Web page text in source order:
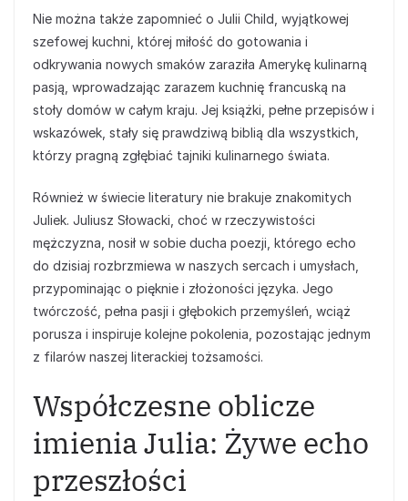
Nie można także zapomnieć o Julii Child, wyjątkowej
szefowej kuchni, której miłość do gotowania i
odkrywania nowych smaków zaraziła Amerykę kulinarną
pasją, wprowadzając zarazem kuchnię francuską na
stoły domów w całym kraju. Jej książki, pełne przepisów i
wskazówek, stały się prawdziwą biblią dla wszystkich,
którzy pragną zgłębiać tajniki kulinarnego świata.
Również w świecie literatury nie brakuje znakomitych
Juliek. Juliusz Słowacki, choć w rzeczywistości
mężczyzna, nosił w sobie ducha poezji, którego echo
do dzisiaj rozbrzmiewa w naszych sercach i umysłach,
przypominając o pięknie i złożoności języka. Jego
twórczość, pełna pasji i głębokich przemyśleń, wciąż
porusza i inspiruje kolejne pokolenia, pozostając jednym
z filarów naszej literackiej tożsamości.
Współczesne oblicze
imienia Julia: Żywe echo
przeszłości